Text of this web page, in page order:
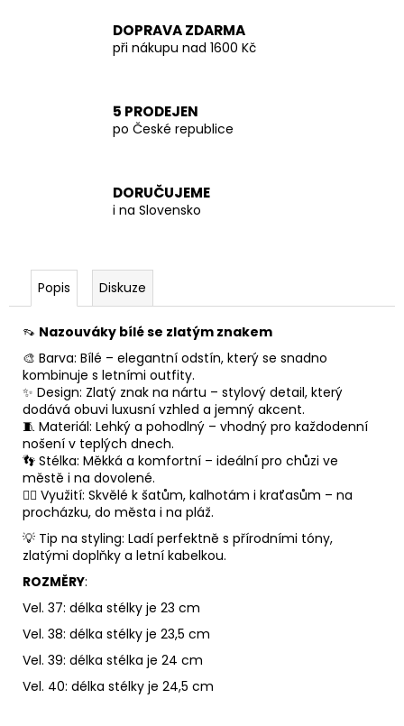
DOPRAVA ZDARMA
při nákupu nad 1600 Kč
5 PRODEJEN
po České republice
DORUČUJEME
i na Slovensko
Popis Diskuze
👡 Nazouváky bílé se zlatým znakem
🎨 Barva: Bílé – elegantní odstín, který se snadno
kombinuje s letními outfity.
✨ Design: Zlatý znak na nártu – stylový detail, který
dodává obuvi luxusní vzhled a jemný akcent.
🧵 Materiál: Lehký a pohodlný – vhodný pro každodenní
nošení v teplých dnech.
👣 Stélka: Měkká a komfortní – ideální pro chůzi ve
městě i na dovolené.
🙋‍♀️ Využití: Skvělé k šatům, kalhotám i kraťasům – na
procházku, do města i na pláž.
💡 Tip na styling: Ladí perfektně s přírodními tóny,
zlatými doplňky a letní kabelkou.
ROZMĚRY:
Vel. 37: délka stélky je 23 cm
Vel. 38: délka stélky je 23,5 cm
Vel. 39: délka stélka je 24 cm
Vel. 40: délka stélky je 24,5 cm